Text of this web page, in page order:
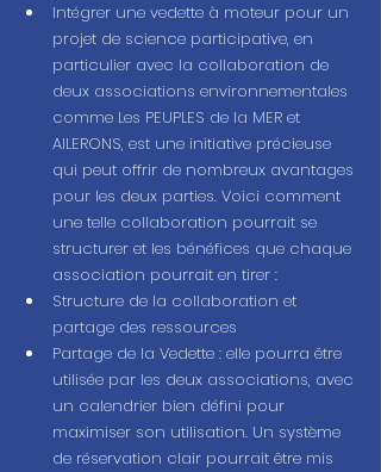
Intégrer une vedette à moteur pour un
projet de science participative, en
particulier avec la collaboration de
deux associations environnementales
comme Les PEUPLES de la MER et
AILERONS, est une initiative précieuse
qui peut offrir de nombreux avantages
pour les deux parties. Voici comment
une telle collaboration pourrait se
structurer et les bénéfices que chaque
association pourrait en tirer :
Structure de la collaboration et
partage des ressources
Partage de la Vedette : elle pourra être
utilisée par les deux associations, avec
un calendrier bien défini pour
maximiser son utilisation. Un système
de réservation clair pourrait être mis